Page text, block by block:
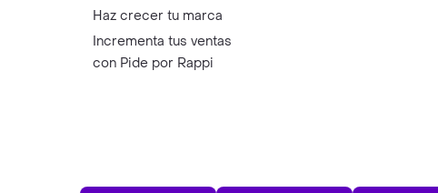
Haz crecer tu marca
Incrementa tus ventas
con Pide por Rappi